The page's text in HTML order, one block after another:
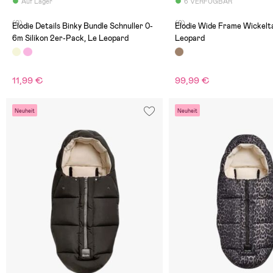
(0)
Elodie Details Binky Bundle Schnuller 0-
6m Silikon 2er-Pack, Le Leopard
11,99 €
(0)
Elodie Wide Frame
Leopard
99,99 €
Neuheit Neuheit